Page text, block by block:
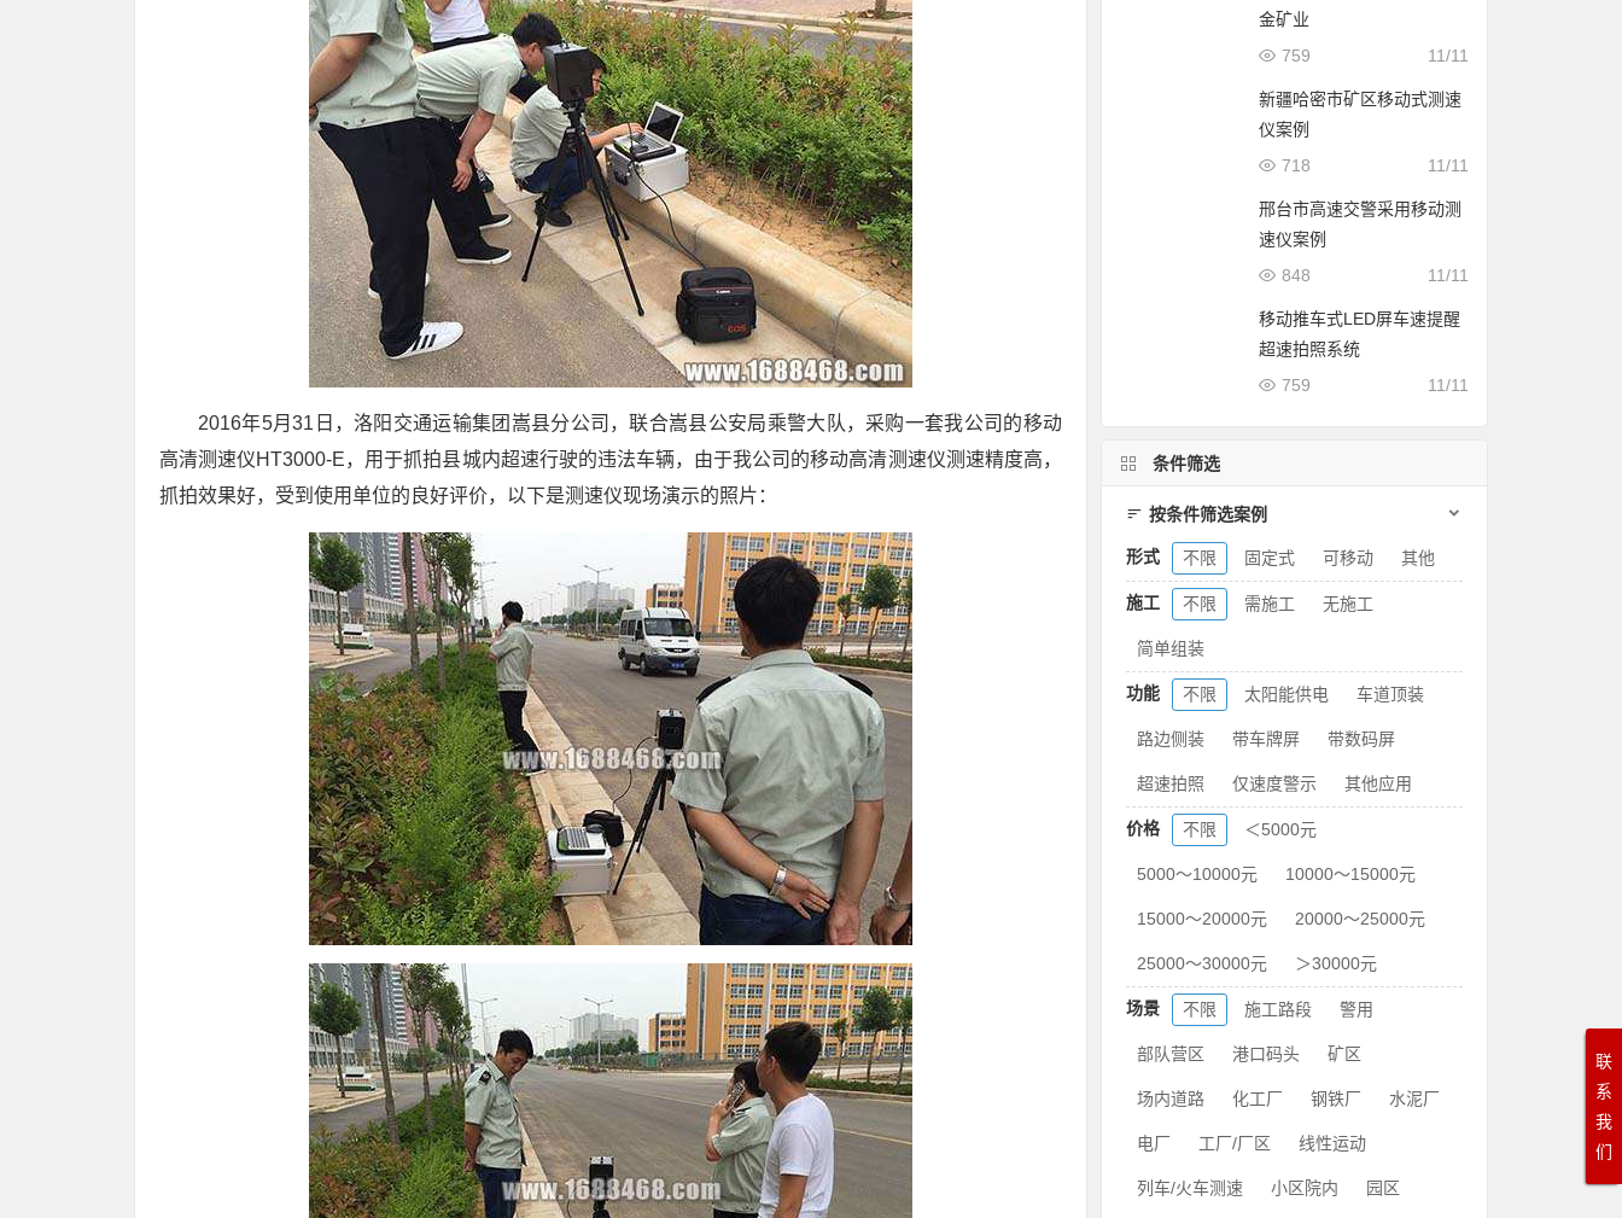
2016年5月31日，洛阳交通运输集团嵩县分公司，联合嵩县公安局乘警大队，采购一套我公司的移动
高清测速仪HT3000-E，用于抓拍县城内超速行驶的违法车辆，由于我公司的移动高清测速仪测速精度高，
抓拍效果好，受到使用单位的良好评价，以下是测速仪现场演示的照片：
金矿业
11/11
759
新疆哈密市矿区移动式测速
仪案例
11/11
718
邢台市高速交警采用移动测
速仪案例
11/11
848
移动推车式LED屏车速提醒
超速拍照系统
11/11
759
条件筛选
按条件筛选案例
形式 不限 固定式 可移动 其他
施工 不限 需施工 无施工
简单组装
功能 不限 太阳能供电 车道顶装
路边侧装 带车牌屏 带数码屏
超速拍照 仅速度警示 其他应用
价格 不限 ＜5000元
5000～10000元 10000～15000元
15000～20000元 20000～25000元
25000～30000元 ＞30000元
场景 不限 施工路段 警用
部队营区 港口码头 矿区
场内道路 化工厂 钢铁厂 水泥厂
电厂 工厂/厂区 线性运动
列车/火车测速 小区院内 园区
联
系
我
们